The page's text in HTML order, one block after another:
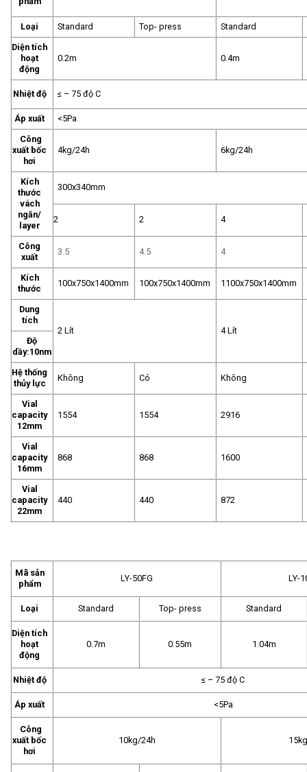
Loại Standard Top- press
Standard
Diện tích
hoạt
động
0.2m 0.4m
Nhiệt độ ≤ – 75 độ C
Áp xuất
<5Pa
Công
xuất bốc
hơi
4kg/24h 6kg/24h
Kích
thước
vách
ngăn/
layer
300x340mm
2 2 4
Công
xuất
3.5 4.5 4
Kích
thước
100x750x1400mm 100x750x1400mm 1100x750x1400mm
Dung
tích
2 Lít
4 Lít
Độ
dầy:10nm
Hệ thống
thủy lực
Không Có Không
Vial
capacity
12mm
1554 1554 2916
Vial
capacity
16mm
868 868 1600
Vial
capacity
22mm
440 440 872
Mã sản
phẩm
LY-50FG LY-
Loại Standard Top- press Standard
Diện tích
hoạt
động
0.7m 0.55m 1.04m
Nhiệt độ ≤ – 75 độ C
Áp xuất <5Pa
Công
xuất bốc
hơi
10kg/24h